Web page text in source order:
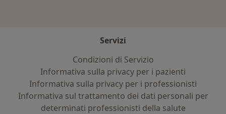
Servizi
Condizioni di Servizio
Informativa sulla privacy per i pazienti
Informativa sulla privacy per i professionisti
Informativa sul trattamento dei dati personali per
determinati professionisti della salute